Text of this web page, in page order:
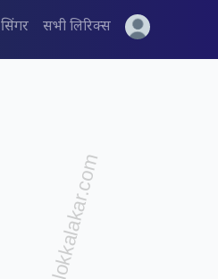
सिंगर सभी लिरिक्स